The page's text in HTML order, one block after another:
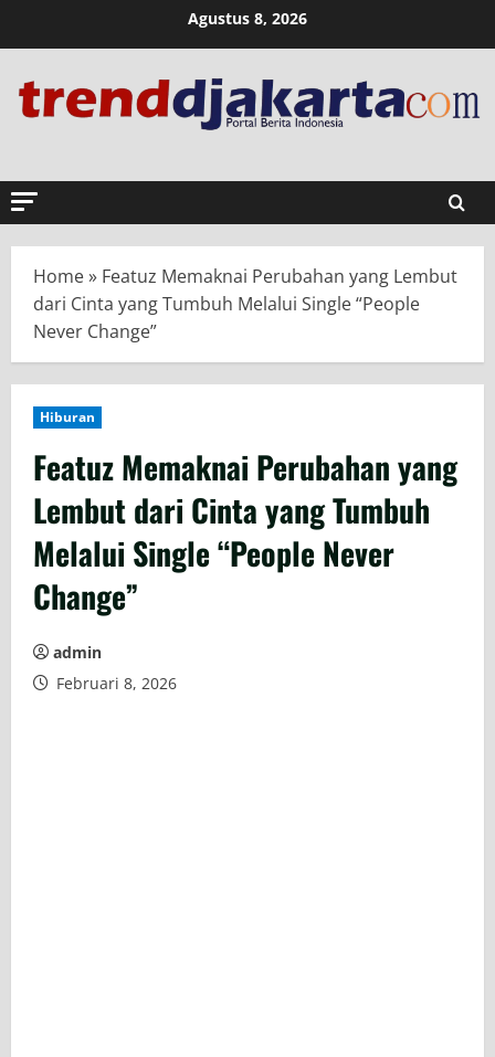
Agustus 8, 2026
Home» Featuz Memaknai Perubahan yang Lembut
dari Cinta yang Tumbuh Melalui Single “People
Never Change”
Hiburan
Featuz Memaknai Perubahan yang
Lembut dari Cinta yang Tumbuh
Melalui Single “People Never
Change”
admin
Februari 8, 2026